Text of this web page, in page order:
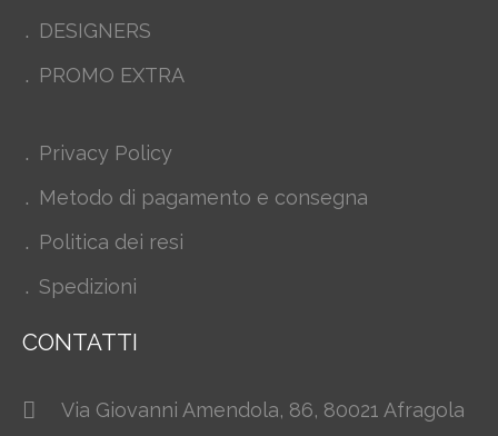
DESIGNERS
PROMO EXTRA
Privacy Policy
Metodo di pagamento e consegna
Politica dei resi
Spedizioni
CONTATTI
Via Giovanni Amendola, 86, 80021 Afragola